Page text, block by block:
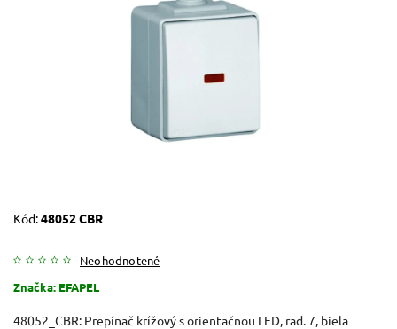
Kód:48052 CBR
Neohodnotené
Značka: EFAPEL
48052_CBR: Prepínač krížový s orientačnou LED, rad. 7, biela